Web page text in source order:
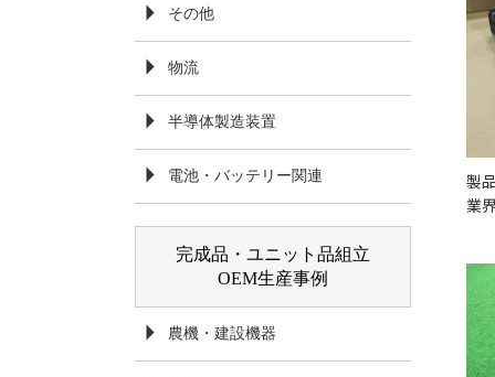
製
業
その他
物流
半導体製造装置
電池・バッテリー関連
完成品・ユニット品組立
OEM生産事例
農機・建設機器